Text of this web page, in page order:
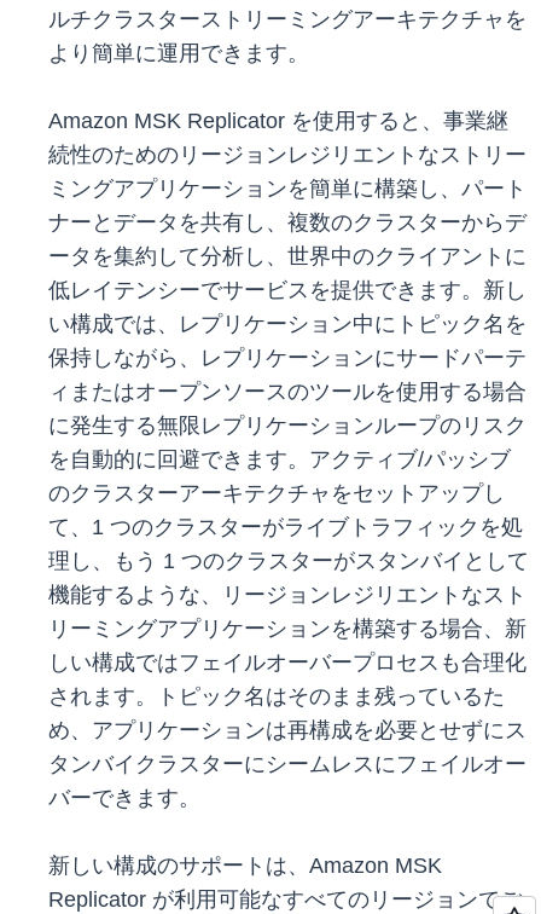
ルチクラスターストリーミングアーキテクチャを
より簡単に運用できます。
Amazon MSK Replicator を使用すると、事業継
続性のためのリージョンレジリエントなストリー
ミングアプリケーションを簡単に構築し、パート
ナーとデータを共有し、複数のクラスターからデ
ータを集約して分析し、世界中のクライアントに
低レイテンシーでサービスを提供できます。新し
い構成では、レプリケーション中にトピック名を
保持しながら、レプリケーションにサードパーテ
ィまたはオープンソースのツールを使用する場合
に発生する無限レプリケーションループのリスク
を自動的に回避できます。アクティブ/パッシブ
のクラスターアーキテクチャをセットアップし
て、1 つのクラスターがライブトラフィックを処
理し、もう 1 つのクラスターがスタンバイとして
機能するような、リージョンレジリエントなスト
リーミングアプリケーションを構築する場合、新
しい構成ではフェイルオーバープロセスも合理化
されます。トピック名はそのまま残っているた
め、アプリケーションは再構成を必要とせずにス
タンバイクラスターにシームレスにフェイルオー
バーできます。
新しい構成のサポートは、Amazon MSK
Replicator が利用可能なすべてのリージョンでご